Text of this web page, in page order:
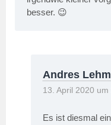
besser. 😉
Andres
13. April 2020 um
Es ist diesmal